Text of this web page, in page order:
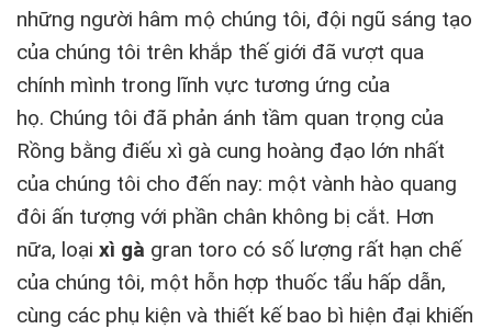
những người hâm mộ chúng tôi, đội ngũ sáng tạo
của chúng tôi trên khắp thế giới đã vượt qua
chính mình trong lĩnh vực tương ứng của
họ. Chúng tôi đã phản ánh tầm quan trọng của
Rồng bằng điếu xì gà cung hoàng đạo lớn nhất
của chúng tôi cho đến nay: một vành hào quang
đôi ấn tượng với phần chân không bị cắt. Hơn
nữa, loại xì gà gran toro có số lượng rất hạn chế
của chúng tôi, một hỗn hợp thuốc tẩu hấp dẫn,
cùng các phụ kiện và thiết kế bao bì hiện đại khiến